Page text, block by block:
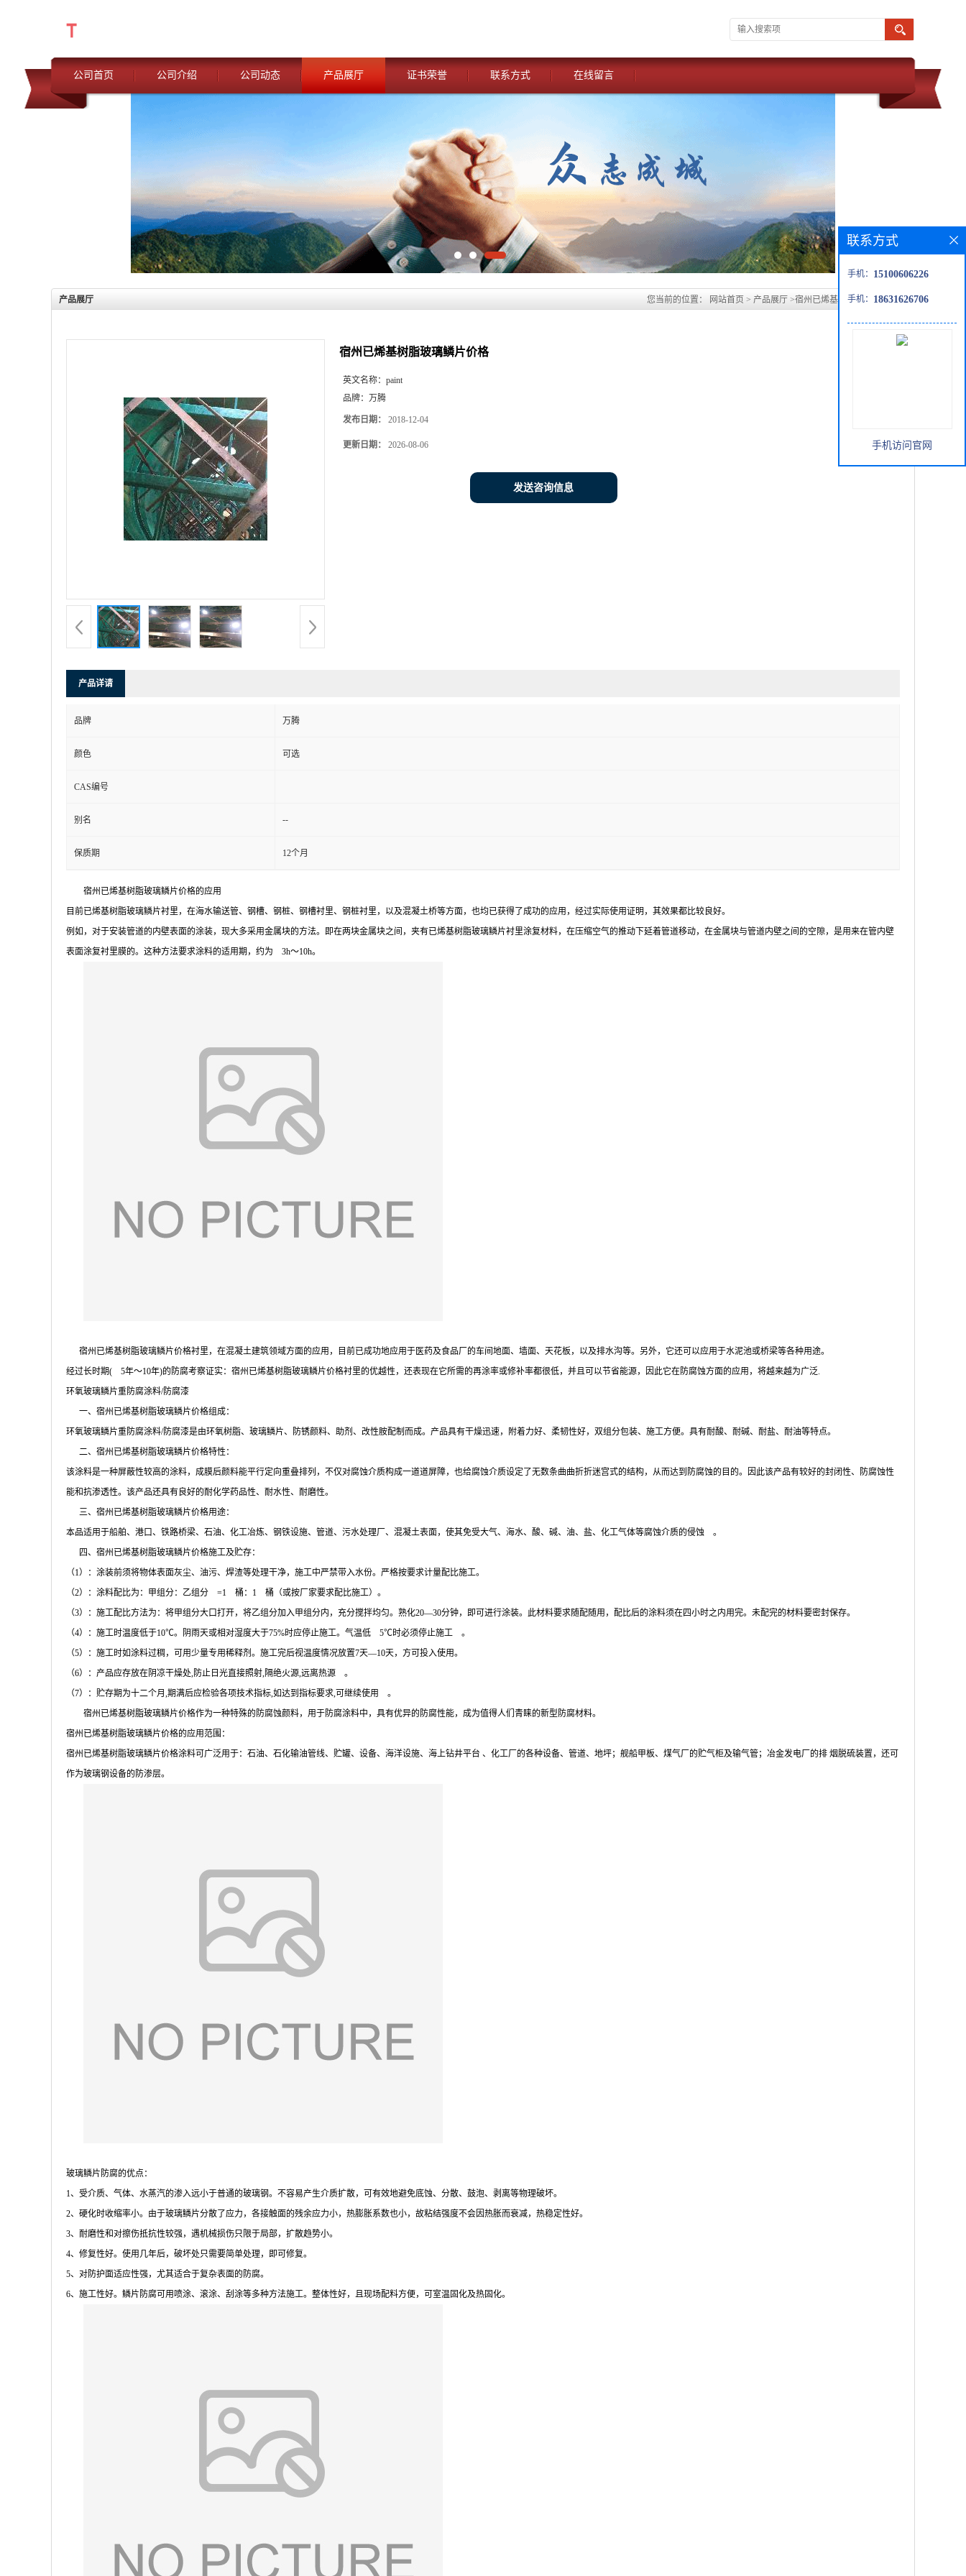
公司首页 公司介绍 公司动态 产品展厅 证书荣誉 联系方式 在线留言
产品展厅 您当前的位置： 网站首页 > 产品展厅 >宿州已烯基树脂玻璃鳞片价格
宿州已烯基树脂玻璃鳞片价格
英文名称： paint
品牌： 万腾
发布日期： 2018-12-04
更新日期： 2026-08-06
发送咨询信息
产品详请
品牌 万腾
颜色 可选
CAS编号
别名 --
保质期 12个月
宿州已烯基树脂玻璃鳞片价格的应用
目前已烯基树脂玻璃鳞片衬里，在海水输送管、钢槽、钢桩、钢槽衬里、钢桩衬里，以及混凝土桥等方面，也均已获得了成功的应用，经过实际使用证明，其效果都比较良好。
例如，对于安装管道的内壁表面的涂装，现大多采用金属块的方法。即在两块金属块之间，夹有已烯基树脂玻璃鳞片衬里涂复材料，在压缩空气的推动下延着管道移动，在金属块与管道内壁之间的空隙，是用来在管内壁
表面涂复衬里膜的。这种方法要求涂料的适用期，约为 3h～10h。
宿州已烯基树脂玻璃鳞片价格衬里，在混凝土建筑领域方面的应用，目前已成功地应用于医药及食品厂的车间地面、墙面、天花板，以及排水沟等。另外，它还可以应用于水泥池或桥梁等各种用途。
经过长时期( 5年～10年)的防腐考察证实：宿州已烯基树脂玻璃鳞片价格衬里的优越性，还表现在它所需的再涂率或修补率都很低，并且可以节省能源，因此它在防腐蚀方面的应用，将越来越为广泛.
环氧玻璃鳞片重防腐涂料/防腐漆
一、宿州已烯基树脂玻璃鳞片价格组成：
环氧玻璃鳞片重防腐涂料/防腐漆是由环氧树脂、玻璃鳞片、防锈颜料、助剂、改性胺配制而成。产品具有干燥迅速，附着力好、柔韧性好，双组分包装、施工方便。具有耐酸、耐碱、耐盐、耐油等特点。
二、宿州已烯基树脂玻璃鳞片价格特性：
该涂料是一种屏蔽性较高的涂料，成膜后颜料能平行定向重叠排列，不仅对腐蚀介质构成一道道屏障，也给腐蚀介质设定了无数条曲曲折折迷宫式的结构，从而达到防腐蚀的目的。因此该产品有较好的封闭性、防腐蚀性
能和抗渗透性。该产品还具有良好的耐化学药品性、耐水性、耐磨性。
三、宿州已烯基树脂玻璃鳞片价格用途：
本品适用于船舶、港口、铁路桥梁、石油、化工冶炼、钢铁设施、管道、污水处理厂、混凝土表面，使其免受大气、海水、酸、碱、油、盐、化工气体等腐蚀介质的侵蚀 。
四、宿州已烯基树脂玻璃鳞片价格施工及贮存：
（1）：涂装前须将物体表面灰尘、油污、焊渣等处理干净，施工中严禁带入水份。严格按要求计量配比施工。
（2）：涂料配比为：甲组分：乙组分 =1 桶：1 桶（或按厂家要求配比施工）。
（3）：施工配比方法为：将甲组分大口打开，将乙组分加入甲组分内，充分搅拌均匀。熟化20—30分钟，即可进行涂装。此材料要求随配随用，配比后的涂料须在四小时之内用完。未配完的材料要密封保存。
（4）：施工时温度低于10℃。阴雨天或相对湿度大于75%时应停止施工。气温低 5℃时必须停止施工 。
（5）：施工时如涂料过稠，可用少量专用稀释剂。施工完后视温度情况放置7天—10天，方可投入使用。
（6）：产品应存放在阴凉干燥处,防止日光直接照射,隔绝火源,远离热源 。
（7）：贮存期为十二个月,期满后应检验各项技术指标,如达到指标要求,可继续使用 。
宿州已烯基树脂玻璃鳞片价格作为一种特殊的防腐蚀颜料，用于防腐涂料中，具有优异的防腐性能，成为值得人们青睐的新型防腐材料。
宿州已烯基树脂玻璃鳞片价格的应用范围：
宿州已烯基树脂玻璃鳞片价格涂料可广泛用于：石油、石化输油管线、贮罐、设备、海洋设施、海上钻井平台 、化工厂的各种设备、管道、地坪；舰船甲板、煤气厂的贮气柜及输气管；冶金发电厂的排 烟脱硫装置，还可
作为玻璃钢设备的防渗层。
玻璃鳞片防腐的优点：
1、受介质、气体、水蒸汽的渗入远小于普通的玻璃钢。不容易产生介质扩散，可有效地避免底蚀、分散、鼓泡、剥离等物理破坏。
2、硬化时收缩率小。由于玻璃鳞片分散了应力，各接触面的残余应力小，热膨胀系数也小，故粘结强度不会因热胀而衰减，热稳定性好。
3、耐磨性和对擦伤抵抗性较强，遇机械损伤只限于局部，扩散趋势小。
4、修复性好。使用几年后，破坏处只需要简单处理，即可修复。
5、对防护面适应性强，尤其适合于复杂表面的防腐。
6、施工性好。鳞片防腐可用喷涂、滚涂、刮涂等多种方法施工。整体性好，且现场配料方便，可室温固化及热固化。
联系方式
手机： 15100606226
手机： 18631626706
手机访问官网